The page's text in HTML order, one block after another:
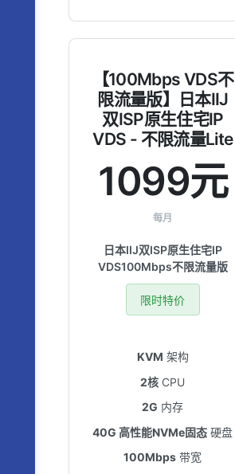
【100Mbps VDS不
限流量版】日本IIJ
双ISP原生住宅IP
VDS - 不限流量Lite
1099元
每月
日本IIJ双ISP原生住宅IP
VDS100Mbps不限流量版
限时特价
KVM 架构
2核 CPU
2G 内存
40G 高性能NVMe固态 硬盘
100Mbps 带宽